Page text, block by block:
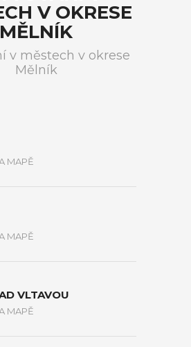
V OKRESE
MĚLNÍK
v městech v okrese
Mělník
MAPĚ
MAPĚ
VLTAVOU
MAPĚ